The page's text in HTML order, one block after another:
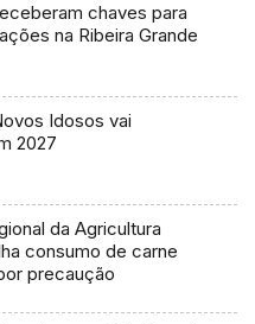
chaves para
na Ribeira Grande
Idosos vai
2027
da Agricultura
consumo de carne
precaução